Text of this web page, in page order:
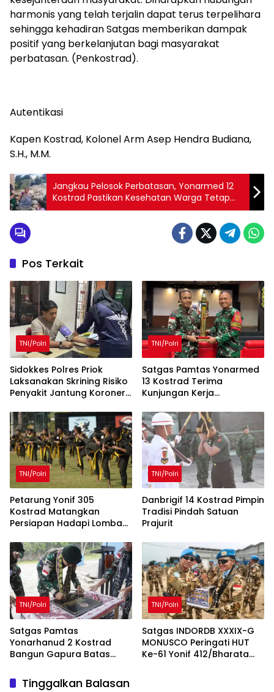
harmonis yang telah terjalin dapat terus terpelihara
sehingga kehadiran Satgas memberikan dampak
positif yang berkelanjutan bagi masyarakat
perbatasan. (Penkostrad).
Autentikasi
Kapen Kostrad, Kolonel Arm Asep Hendra Budiana,
S.H., M.M.
Jangkau Pelosok Perbatasan, Yonarmed 12
Kostrad Pastikan Kesehatan Warga Tetap
Terjaga
Pos Terkait
TNI/Polri
Sidokkes Polres Priok
Laksanakan Skrining Risiko
Penyakit Jantung Koroner
TNI/Polri
Satgas Pamtas Yonarmed
13 Kostrad Terima
Kunjungan Kerja
121/Alambhana Wanawwai
TNI/Polri
Petarung Yonif 305
Kostrad Matangkan
Persiapan Hadapi Lomba
TNI/Polri
Danbrigif 14 Kostrad Pimpin
Tradisi Pindah Satuan
Prajurit
TNI/Polri
Satgas Pamtas
Yonarhanud 2 Kostrad
Bangun Gapura Batas
TNI/Polri
Satgas INDORDB XXXIX-G
MONUSCO Peringati HUT
Ke-61 Yonif 412/Bharata
Tinggalkan Balasan